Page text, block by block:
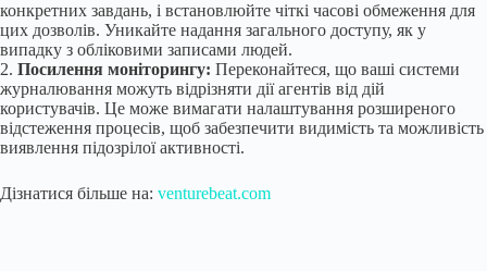
конкретних завдань, і встановлюйте чіткі часові обмеження для
цих дозволів. Уникайте надання загального доступу, як у
випадку з обліковими записами людей.
2. Посилення моніторингу: Переконайтеся, що ваші системи
журналювання можуть відрізняти дії агентів від дій
користувачів. Це може вимагати налаштування розширеного
відстеження процесів, щоб забезпечити видимість та можливість
виявлення підозрілої активності.
Дізнатися більше на: venturebeat.com